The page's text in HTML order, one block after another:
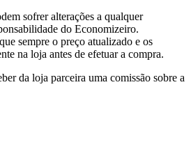
sofrer alterações a qualquer
do Economizeiro.
sempre o preço atualizado e os
na loja antes de efetuar a compra.
da loja parceira uma comissão sobre a